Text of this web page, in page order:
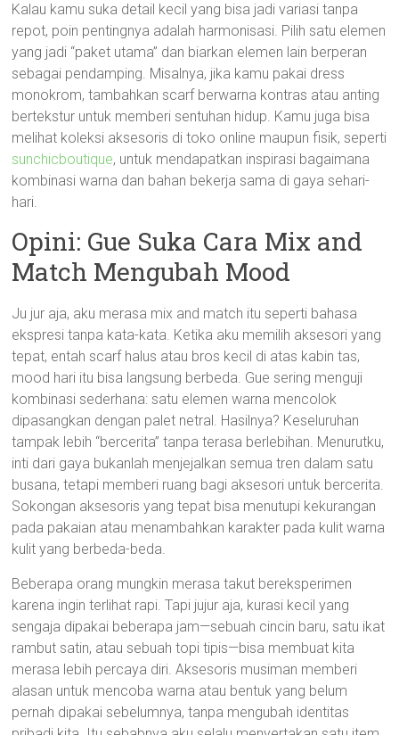
Kalau kamu suka detail kecil yang bisa jadi variasi tanpa
repot, poin pentingnya adalah harmonisasi. Pilih satu elemen
yang jadi “paket utama” dan biarkan elemen lain berperan
sebagai pendamping. Misalnya, jika kamu pakai dress
monokrom, tambahkan scarf berwarna kontras atau anting
bertekstur untuk memberi sentuhan hidup. Kamu juga bisa
melihat koleksi aksesoris di toko online maupun fisik, seperti
sunchicboutique, untuk mendapatkan inspirasi bagaimana
kombinasi warna dan bahan bekerja sama di gaya sehari-
hari.
Opini: Gue Suka Cara Mix and
Match Mengubah Mood
Ju jur aja, aku merasa mix and match itu seperti bahasa
ekspresi tanpa kata-kata. Ketika aku memilih aksesori yang
tepat, entah scarf halus atau bros kecil di atas kabin tas,
mood hari itu bisa langsung berbeda. Gue sering menguji
kombinasi sederhana: satu elemen warna mencolok
dipasangkan dengan palet netral. Hasilnya? Keseluruhan
tampak lebih “bercerita” tanpa terasa berlebihan. Menurutku,
inti dari gaya bukanlah menjejalkan semua tren dalam satu
busana, tetapi memberi ruang bagi aksesori untuk bercerita.
Sokongan aksesoris yang tepat bisa menutupi kekurangan
pada pakaian atau menambahkan karakter pada kulit warna
kulit yang berbeda-beda.
Beberapa orang mungkin merasa takut bereksperimen
karena ingin terlihat rapi. Tapi jujur aja, kurasi kecil yang
sengaja dipakai beberapa jam—sebuah cincin baru, satu ikat
rambut satin, atau sebuah topi tipis—bisa membuat kita
merasa lebih percaya diri. Aksesoris musiman memberi
alasan untuk mencoba warna atau bentuk yang belum
pernah dipakai sebelumnya, tanpa mengubah identitas